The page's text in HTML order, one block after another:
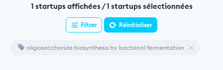
1 startups affichées / 1 startups sélectionnées
Filtrer Réinitialiser
oligosaccharide biosynthesis by bacterial fermentation